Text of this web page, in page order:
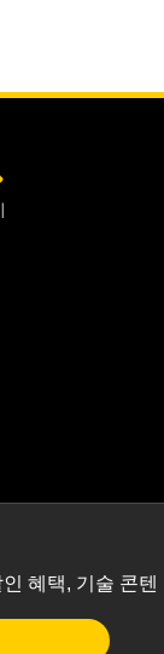
혜택, 기술 콘텐